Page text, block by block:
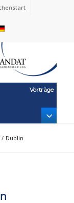
Vorträge
/ Dublin